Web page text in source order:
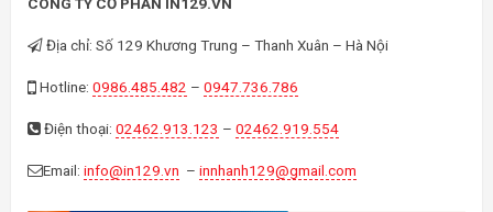
Địa chỉ: Số 129 Khương Trung – Thanh Xuân – Hà Nội
Hotline: 0986.485.482 – 0947.736.786
Điện thoại: 02462.913.123 – 02462.919.554
Email: info@in129.vn – innhanh129@gmail.com